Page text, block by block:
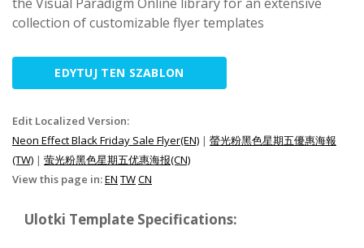
collection of customizable flyer templates
EDYTUJ TEN SZABLON
Edit Localized Version:
Neon Effect Black Friday Sale Flyer(EN) | 螢光粉黑色星期五優惠海報
(TW) | 萤光粉黑色星期五优惠海报(CN)
View this page in:EN TWCN
Ulotki Template Specifications: